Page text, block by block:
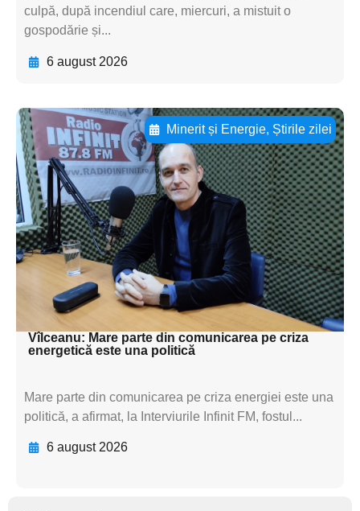
culpă, după incendiul care, miercuri, a mistuit o
gospodărie și...
6 august 2026
Minerit și Energie, Știrile zilei
Adaugă aici textul pentru
subtitluAdaugă aici
textul pentru
subtitluAdaugă aici
textul pentru
subtitluAdaugă aici
textul pentru subti
Vîlceanu: Mare parte din comunicarea pe criza
energetică este una politică
Mare parte din comunicarea pe criza energiei este una
politică, a afirmat, la Interviurile Infinit FM, fostul...
6 august 2026